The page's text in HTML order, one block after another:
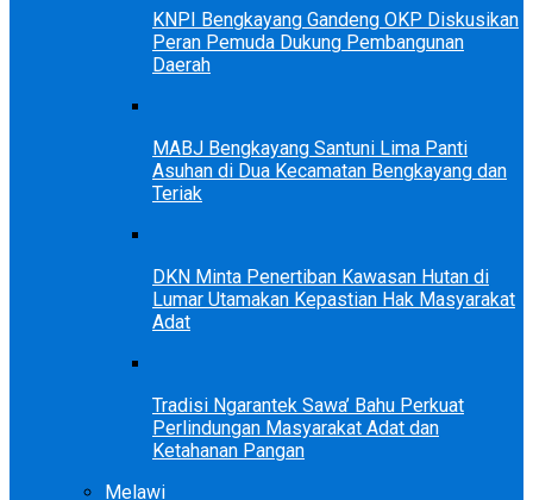
KNPI Bengkayang Gandeng OKP Diskusikan
Peran Pemuda Dukung Pembangunan
Daerah
MABJ Bengkayang Santuni Lima Panti
Asuhan di Dua Kecamatan Bengkayang dan
Teriak
DKN Minta Penertiban Kawasan Hutan di
Lumar Utamakan Kepastian Hak Masyarakat
Adat
Tradisi Ngarantek Sawa’ Bahu Perkuat
Perlindungan Masyarakat Adat dan
Ketahanan Pangan
Melawi